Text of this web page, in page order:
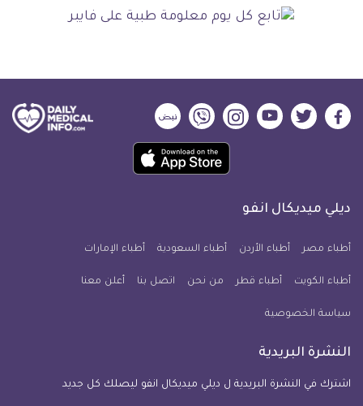
ديلي
فيسبوك
ديلي
تويتر
ديلي
ميديكال
يوتيوب
ديلي
ميديكال
انفو
ديلي
ميديكال
انفو
ديلي
ميديكال
انفو
حمل
تطبيق
معلومة
للآيفون
ديلي ميديكال انفو
أطباء مصر أطباء الأردن أطباء السعودية أطباء الإمارات
أطباء الكويت أطباء قطر من نحن اتصل بنا أعلن معنا
سياسة الخصوصية
النشرة البريدية
اشترك في النشرة البريدية ل ديلي ميديكال انفو ليصلك كل جديد